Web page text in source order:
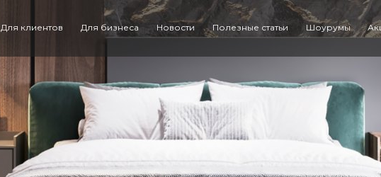
Для клиентов Для бизнеса Новости Полезные статьи Шоурумы